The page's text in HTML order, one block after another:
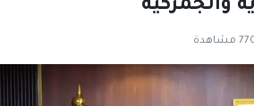
والجمركية
مشاهدة